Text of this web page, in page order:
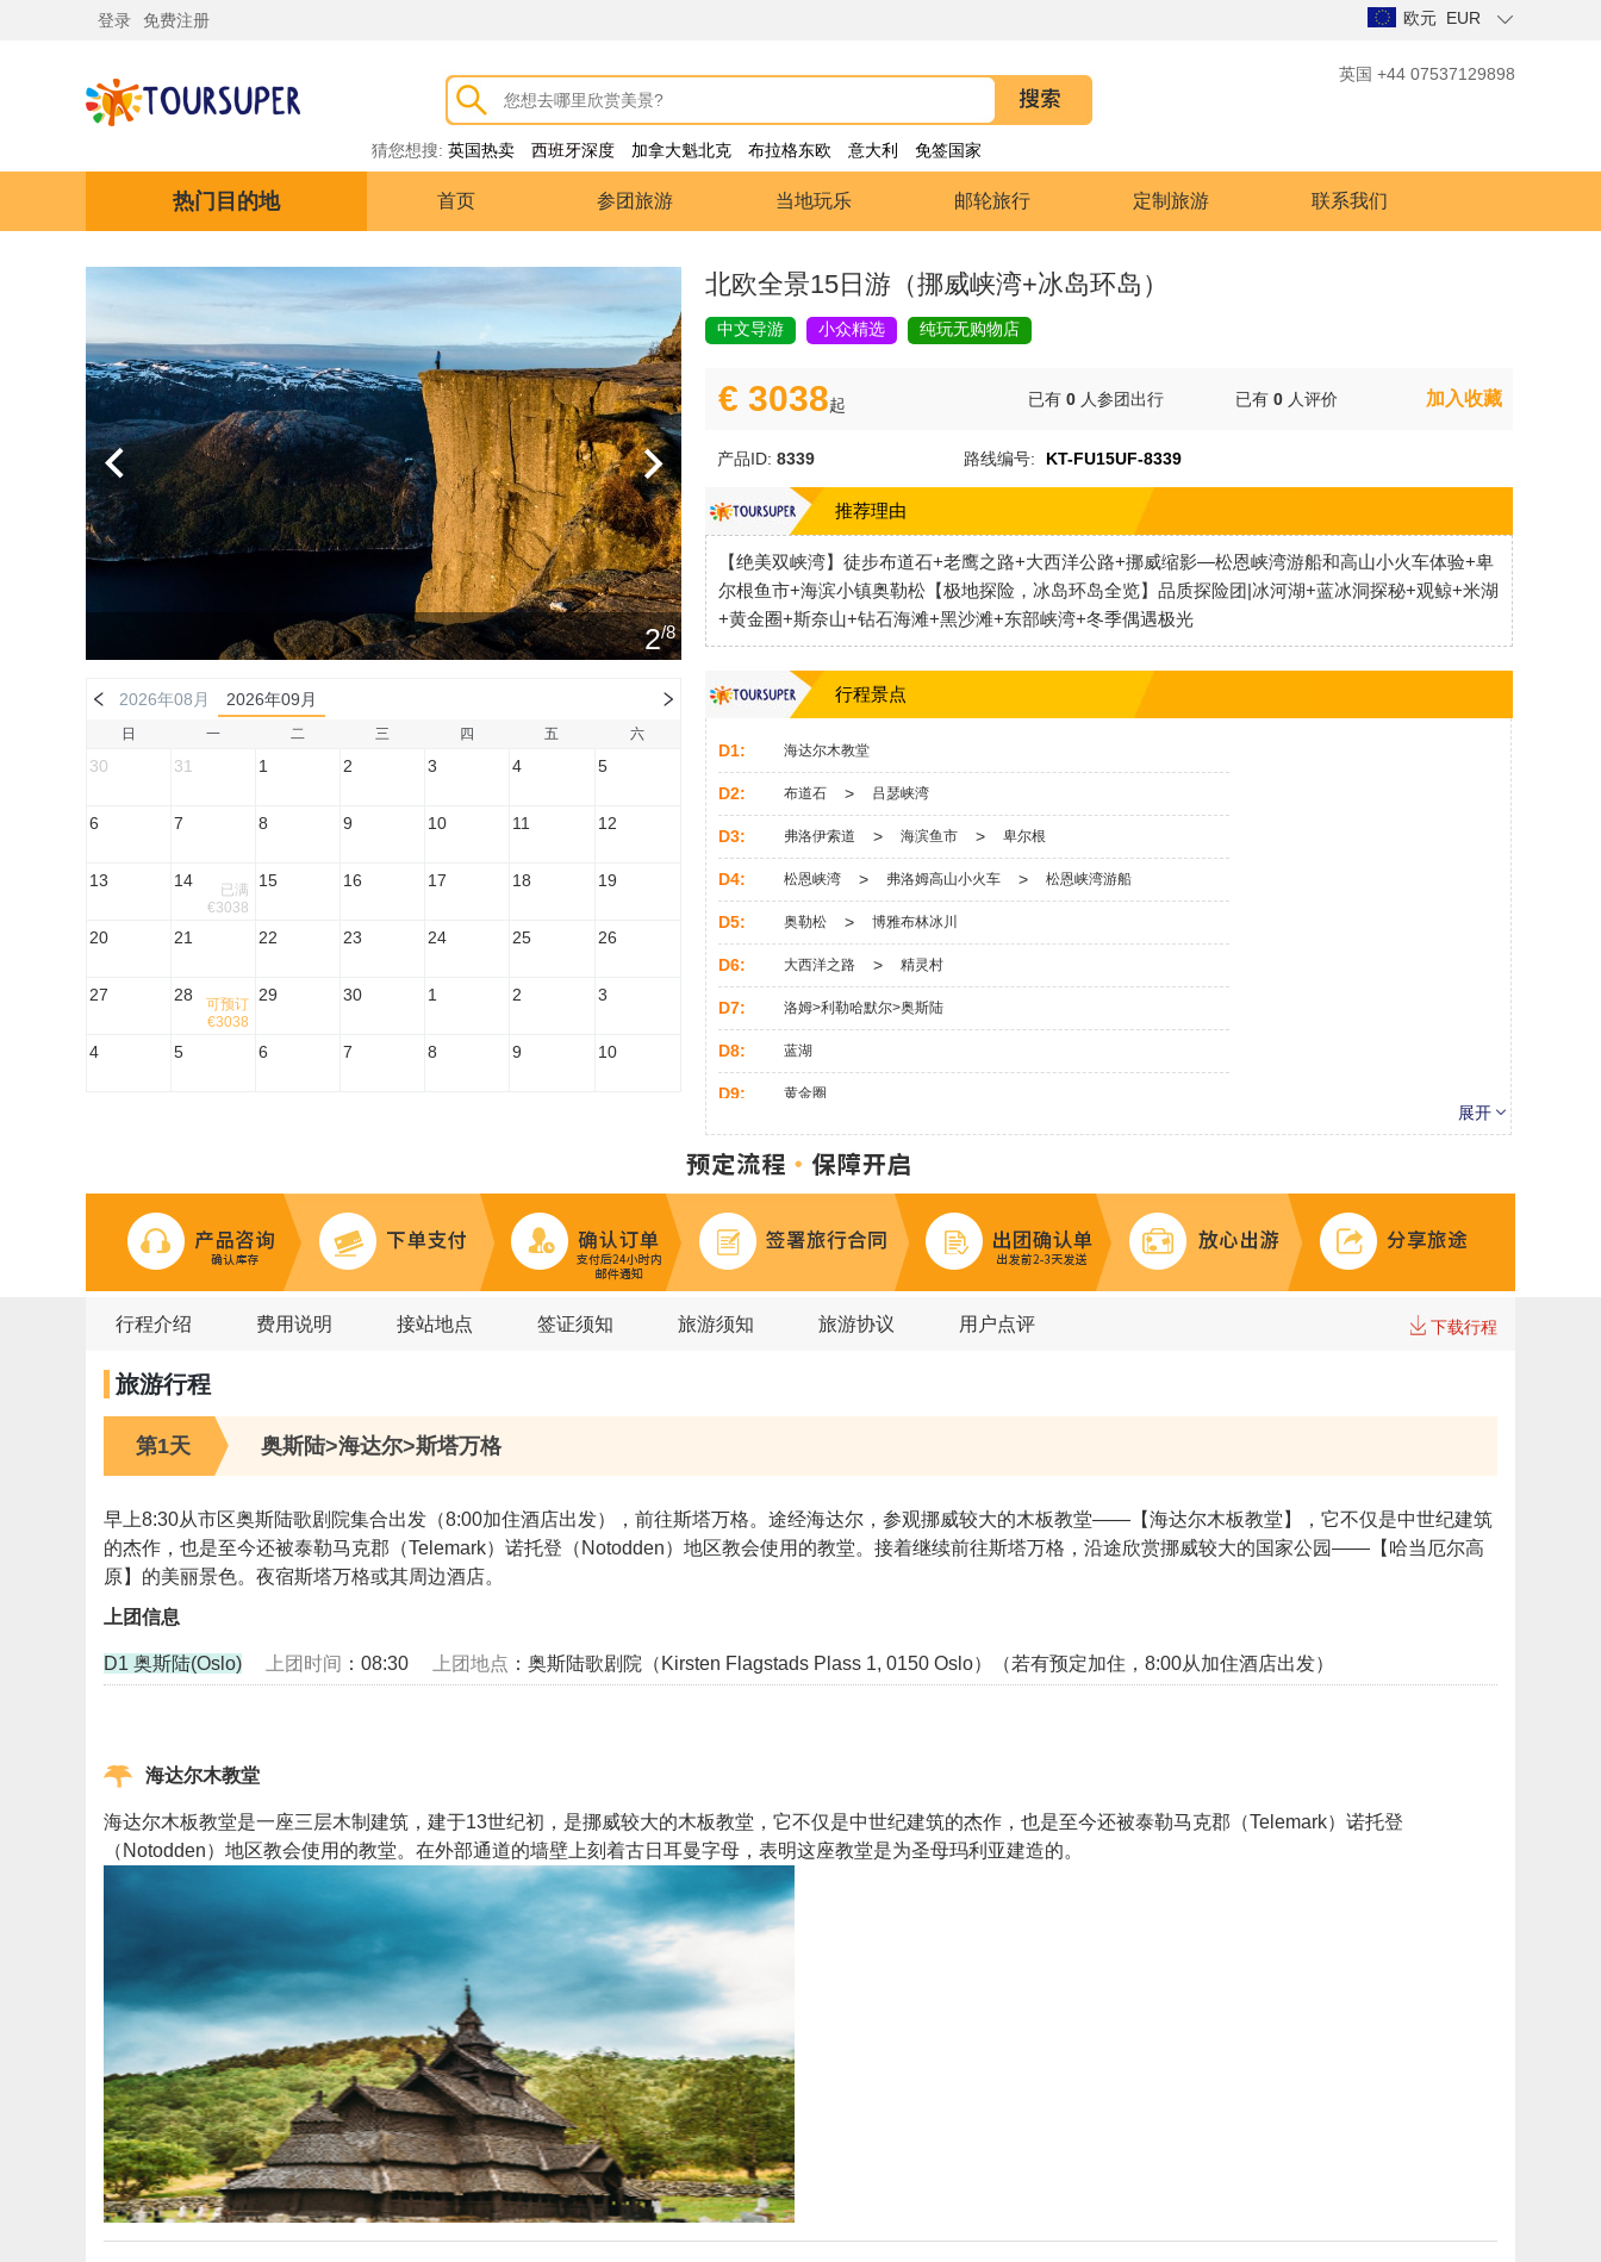
登录 免费注册 欧元 EUR
猜您想搜: 英国热卖 西班牙深度 加拿大魁北克 布拉格东欧 意大利 免签国家
英国 +44 07537129898
热门目的地 首页 参团旅游 当地玩乐 邮轮旅行 定制旅游 联系我们
/8
2
2026年08月 2026年09月
日 一 二 三 四 五 六
30 31 1 2 3 4 5
6 7 8 9 10 11 12
13 14
已满
€3038
15 16 17 18 19
20 21 22 23 24 25 26
27 28
可预订
€3038
29 30 1 2 3
4 5 6 7 8 9 10
北欧全景15日游（挪威峡湾+冰岛环岛）
中文导游 小众精选 纯玩无购物店
€ 3038起 已有 0 人参团出行 已有 0 人评价 加入收藏
产品ID: 8339 路线编号: KT-FU15UF-8339
推荐理由
【绝美双峡湾】徒步布道石+老鹰之路+大西洋公路+挪威缩影—松恩峡湾游船和高山小火车体验+卑
尔根鱼市+海滨小镇奥勒松【极地探险，冰岛环岛全览】品质探险团|冰河湖+蓝冰洞探秘+观鲸+米湖
+黄金圈+斯奈山+钻石海滩+黑沙滩+东部峡湾+冬季偶遇极光
行程景点
D1: 海达尔木教堂
D2: 布道石 > 吕瑟峡湾
D3: 弗洛伊索道 > 海滨鱼市 > 卑尔根
D4: 松恩峡湾 > 弗洛姆高山小火车 > 松恩峡湾游船
D5: 奥勒松 > 博雅布林冰川
D6: 大西洋之路 > 精灵村
D7: 洛姆>利勒哈默尔>奥斯陆
D8: 蓝湖
D9: 黄金圈
D10: 维克小镇 > 黑沙滩 > DC-3 飞机残骸 > 塞里雅兰瀑布
D11: 杰古沙龙冰湖 >
D12: > Petra石头博物馆 鸟蛋Eggin i Gledivik
D13: 黛提瀑布 > 米湖
展开
行程介绍 费用说明 接站地点 签证须知 旅游须知 旅游协议 用户点评 下载行程
旅游行程
第1天 奥斯陆>海达尔>斯塔万格
早上8:30从市区奥斯陆歌剧院集合出发（8:00加住酒店出发），前往斯塔万格。途经海达尔，参观挪威较大的木板教堂——【海达尔木板教堂】，它不仅是中世纪建筑
的杰作，也是至今还被泰勒马克郡（Telemark）诺托登（Notodden）地区教会使用的教堂。接着继续前往斯塔万格，沿途欣赏挪威较大的国家公园——【哈当厄尔高
原】的美丽景色。夜宿斯塔万格或其周边酒店。
上团信息
D1 奥斯陆(Oslo) 上团时间 ：08:30 上团地点 ：奥斯陆歌剧院（Kirsten Flagstads Plass 1, 0150 Oslo）（若有预定加住，8:00从加住酒店出发）
海达尔木教堂
海达尔木板教堂是一座三层木制建筑，建于13世纪初，是挪威较大的木板教堂，它不仅是中世纪建筑的杰作，也是至今还被泰勒马克郡（Telemark）诺托登
（Notodden）地区教会使用的教堂。在外部通道的墙壁上刻着古日耳曼字母，表明这座教堂是为圣母玛利亚建造的。